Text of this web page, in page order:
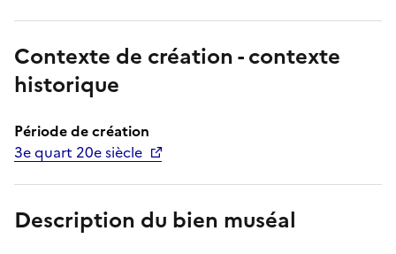
Contexte de création - contexte
historique
Période de création
3e quart 20e siècle
Description du bien muséal